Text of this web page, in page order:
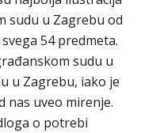
sudu u Zagrebu od
54 predmeta.
sudu u
u Zagrebu, iako je
nas uveo mirenje.
o potrebi